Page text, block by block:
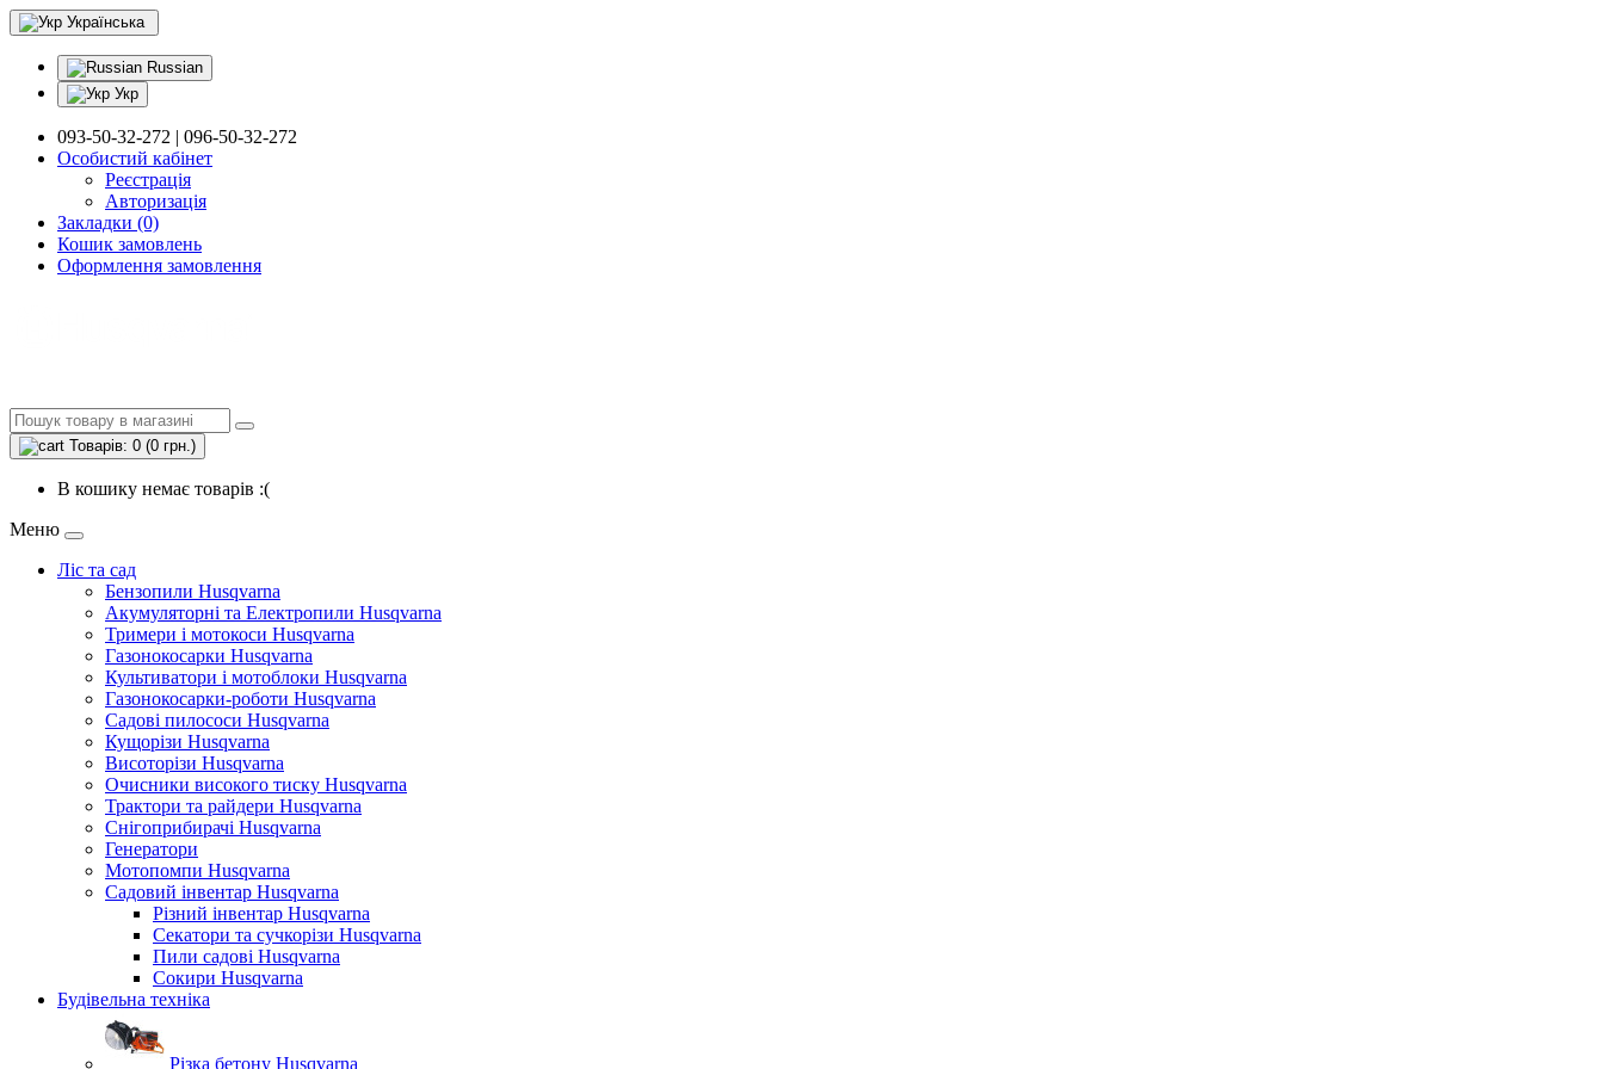
Українська
Russian
Укр
093-50-32-272 | 096-50-32-272
Особистий кабінет
Реєстрація
Авторизація
Закладки (0)
Кошик замовлень
Оформлення замовлення
Товарів: 0 (0 грн.)
В кошику немає товарів :(
Меню
Ліс та сад
Бензопили Husqvarna
Акумуляторні та Електропили Husqvarna
Тримери і мотокоси Husqvarna
Газонокосарки Husqvarna
Культиватори і мотоблоки Husqvarna
Газонокосарки-роботи Husqvarna
Садові пилососи Husqvarna
Кущорізи Husqvarna
Висоторізи Husqvarna
Очисники високого тиску Husqvarna
Трактори та райдери Husqvarna
Снігоприбирачі Husqvarna
Генератори
Мотопомпи Husqvarna
Садовий інвентар Husqvarna
Різний інвентар Husqvarna
Секатори та сучкорізи Husqvarna
Пили садові Husqvarna
Сокири Husqvarna
Будівельна техніка
Різка бетону Husqvarna